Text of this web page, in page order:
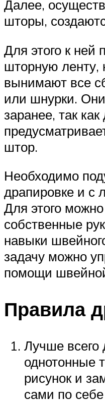
Далее,
шторы,
Для этого к ней
шторную ленту,
вынимают все
или шнурки.
заранее, так
штор.
Необходимо
драпировке и с
Для этого
собственные
навыки
задачу можно
помощи
Правила
Лучше всего
однотонные
рисунок и
сами по